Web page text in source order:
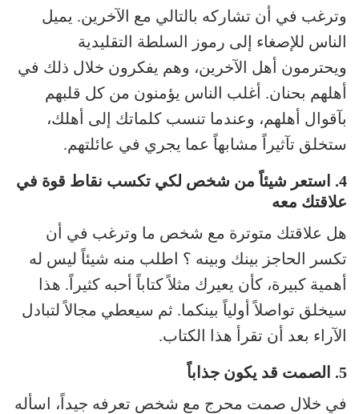
وترغب في أن تشاركه بالتالي مع الآخرين. يميل
الناس للإصغاء إلى رموز السلطة التقليدية
ويحترمون أهل الآخرين، وهم يفكرون خلال ذلك في
أهلهم بحنان. أغلب الناس يؤمنون من كل قلبهم
بآقوال أهلهم، وعندما تنسب كلماتك إلى أهلك،
ستخلق تآثيراً مشابهاً عما يجري في عائلتهم.
4. استعر شيئاً من شخص لكي تكسب نقاط قوة في
علاقتك معه
هل علاقتك متوترة مع شخص ما وترغب في أن
تكسر الحاجز بينك وبينه ؟ اطلب منه شيئاً ليس له
أهمية كبيرة، كأن يعيرك مثلاً كتاباً أحبه كثيراً. هذا
سيخلق تواصلاً أولياً بينكما. ثم سيعطي مجالاً لتبادل
الآراء بعد أن تقرأ هذا الكتاب.
5. الصمت قد يكون جذاباً
في خلال صمت محرج مع شخص تعرفه جيداً، اسأله